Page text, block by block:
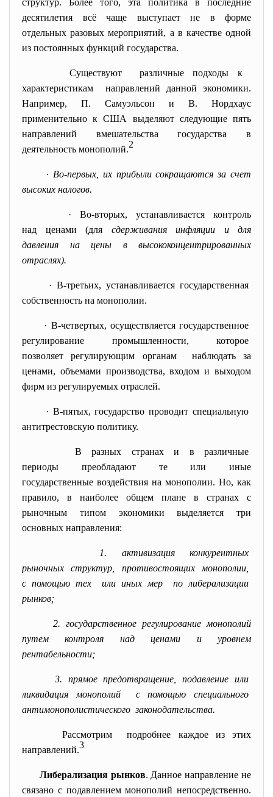
структур. Более того, эта политика в последние
десятилетия всё чаще выступает не в форме
отдельных разовых мероприятий, а в качестве одной
из постоянных функций государства.
Существуют различные подходы к
характеристикам направлений данной экономики.
Например, П. Самуэльсон и В. Нордхаус
применительно к США выделяют следующие пять
направлений вмешательства государства в
деятельность монополий.2
· Во-первых, их прибыли сокращаются за счет
высоких налогов.
· Во-вторых, устанавливается контроль
над ценами (для сдерживания инфляции и для
давления на цены в высококонцентрированных
отраслях).
· В-третьих, устанавливается государственная
собственность на монополии.
· В-четвертых, осуществляется государственное
регулирование промышленности, которое
позволяет регулирующим органам наблюдать за
ценами, объемами производства, входом и выходом
фирм из регулируемых отраслей.
· В-пятых, государство проводит специальную
антитрестовскую политику.
В разных странах и в различные
периоды преобладают те или иные
государственные воздействия на монополии. Но, как
правило, в наиболее общем плане в странах с
рыночным типом экономики выделяется три
основных направления:
1. активизация конкурентных
рыночных структур, противостоящих монополии,
с помощью тех или иных мер по либерализации
рынков;
2. государственное регулирование монополий
путем контроля над ценами и уровнем
рентабельности;
3. прямое предотвращение, подавление или
ликвидация монополий с помощью специального
антимонополистического законодательства.
Рассмотрим подробнее каждое из этих
направлений.3
Либерализация рынков. Данное направление не
связано с подавлением монополий непосредственно.